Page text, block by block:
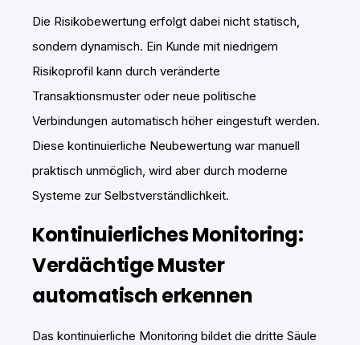
Die Risikobewertung erfolgt dabei nicht statisch,
sondern dynamisch. Ein Kunde mit niedrigem
Risikoprofil kann durch veränderte
Transaktionsmuster oder neue politische
Verbindungen automatisch höher eingestuft werden.
Diese kontinuierliche Neubewertung war manuell
praktisch unmöglich, wird aber durch moderne
Systeme zur Selbstverständlichkeit.
Kontinuierliches Monitoring:
Verdächtige Muster
automatisch erkennen
Das kontinuierliche Monitoring bildet die dritte Säule